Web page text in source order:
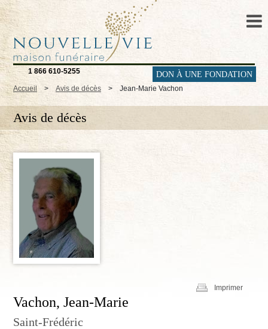
1 866 610-5255 DON À UNE FONDATION
Accueil > Avis de décès > Jean-Marie Vachon
Avis de décès
Imprimer
Vachon, Jean-Marie
Saint-Frédéric